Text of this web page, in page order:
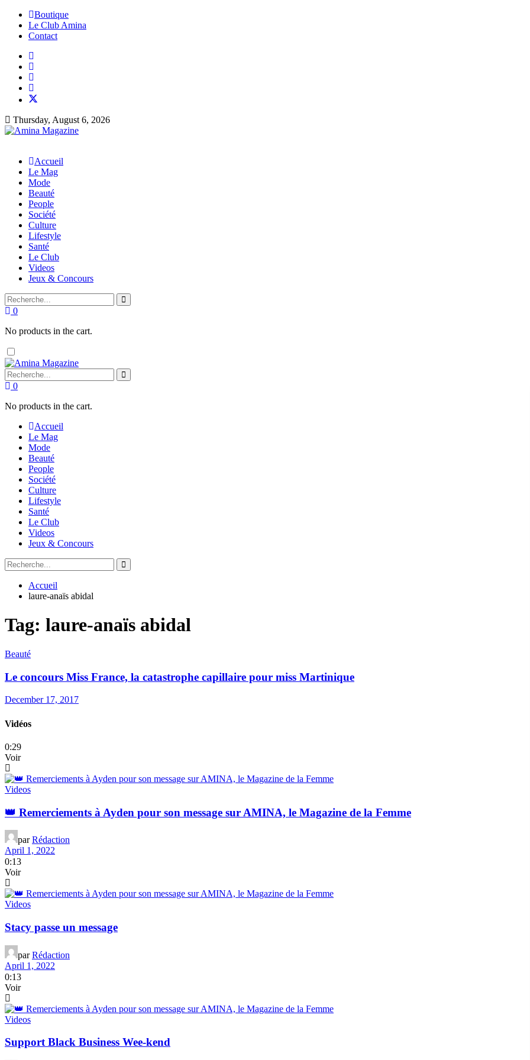
Boutique
Le Club Amina
Contact
Thursday, August 6, 2026
Accueil
Le Mag
Mode
Beauté
People
Société
Culture
Lifestyle
Santé
Le Club
Videos
Jeux & Concours
0
No products in the cart.
0
No products in the cart.
Accueil
Le Mag
Mode
Beauté
People
Société
Culture
Lifestyle
Santé
Le Club
Videos
Jeux & Concours
Accueil
laure-anaïs abidal
Tag: laure-anaïs abidal
Beauté
Le concours Miss France, la catastrophe capillaire pour miss Martinique
December 17, 2017
Vidéos
0:29
Voir
Videos
👑 Remerciements à Ayden pour son message sur AMINA, le Magazine de la Femme
parRédaction
April 1, 2022
0:13
Voir
Videos
Stacy passe un message
parRédaction
April 1, 2022
0:13
Voir
Videos
Support Black Business Wee-kend